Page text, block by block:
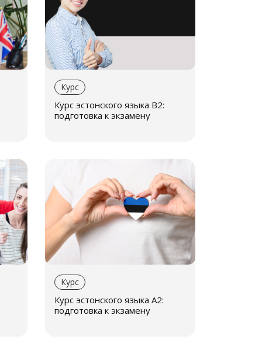
напишите нам. Мы адаптируем
Курс
Курс эстонского языка B2:
подготовка к экзамену
Курс
Курс эстонского языка A2:
подготовка к экзамену